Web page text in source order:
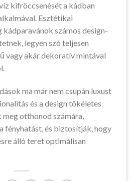
kifröccsenését a kádban
Esztétikai
kádparavánok számos design-
legyen szó teljesen
vagy akár dekoratív mintával
ma már nem csupán luxust
és a design tökéletes
otthonod számára,
fényhatást, és biztosítják, hogy
álló teret optimálisan